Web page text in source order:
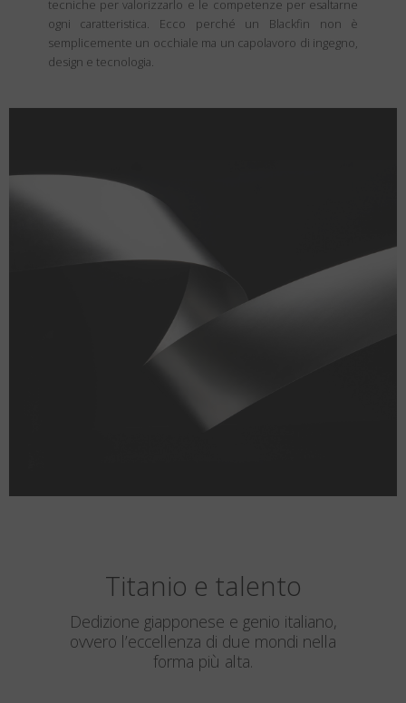
tecniche per valorizzarlo e le competenze per esaltarne
ogni caratteristica. Ecco perché un Blackfin non è
semplicemente un occhiale ma un capolavoro di ingegno,
design e tecnologia.
Titanio e talento
Dedizione giapponese e genio italiano,
ovvero l’eccellenza di due mondi nella
forma più alta.